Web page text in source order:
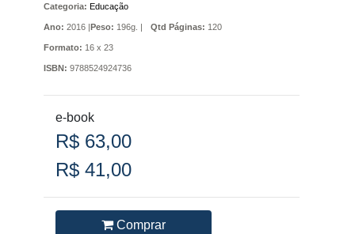
Categoria: Educação
Ano: 2016 |Peso: 196g. | Qtd Páginas: 120
Formato: 16 x 23
ISBN: 9788524924736
e-book
R$ 63,00
R$ 41,00
Comprar